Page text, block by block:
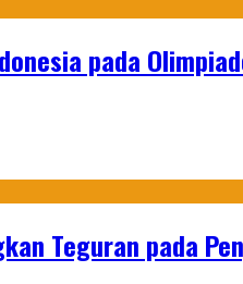
pada
Teguran pada